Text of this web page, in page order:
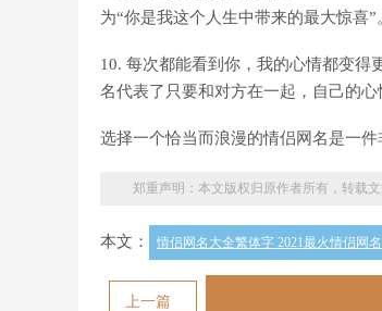
为“你是我这个人生中带来的最大惊喜”
10. 每次都能看到你，我的心情都变得
名代表了只要和对方在一起，自己的
选择一个恰当而浪漫的情侣网名是一
郑重声明：本文版权归原作者所有，转载
本文： 情侣网名大全繁体字 2021最火情侣网
上一篇